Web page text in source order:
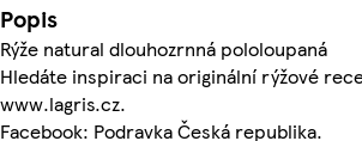
Popis
Rýže natural dlouhozrnná pololoupaná
Hledáte inspiraci na originální rýžové
www.lagris.cz.
Facebook: Podravka Česká republika.